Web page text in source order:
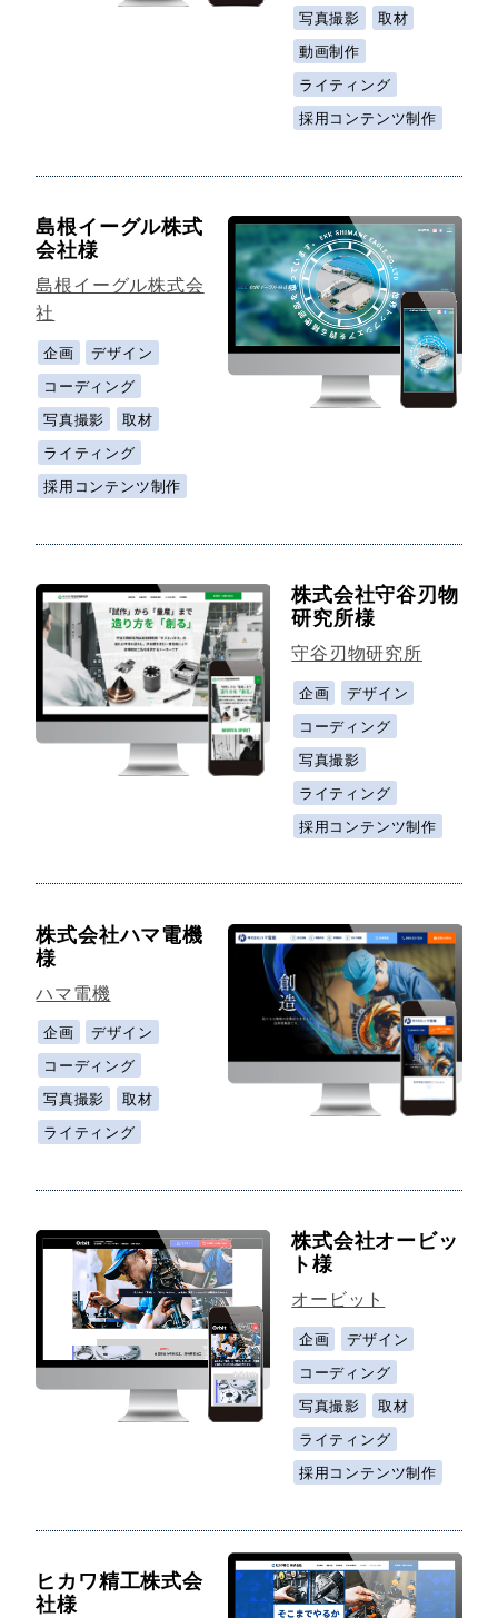
写真撮影
取材
動画制作
ライティング
採用コンテンツ制作
島根イーグル株式
会社様
島根イーグル株式会
社
企画
デザイン
コーディング
写真撮影
取材
ライティング
採用コンテンツ制作
株式会社守谷刃物
研究所様
守谷刃物研究所
企画
デザイン
コーディング
写真撮影
ライティング
採用コンテンツ制作
株式会社ハマ電機
様
ハマ電機
企画
デザイン
コーディング
写真撮影
取材
ライティング
株式会社オービッ
ト様
オービット
企画
デザイン
コーディング
写真撮影
取材
ライティング
採用コンテンツ制作
ヒカワ精工株式会
社様